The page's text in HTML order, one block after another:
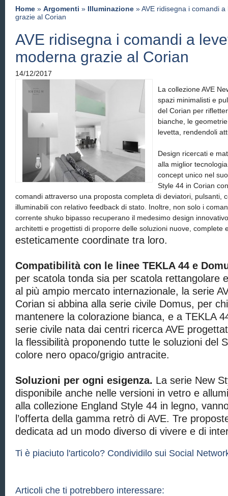
Home » Argomenti » Illuminazione » AVE ridisegna i comandi
grazie al Corian
AVE ridisegna i comandi a
moderna grazie al Corian
14/12/2017
La collezione AVE
spazi minimalisti e
del Corian per
bianche, le
levetta, rendendoli
Design ricercati e
alla miglior
concept unico nel
Style 44 in Corian
comandi attraverso una proposta completa di deviatori, pulsanti,
illuminabili con relativo feedback di stato. Inoltre, non solo i
corrente shuko bipasso recuperano il medesimo design
architetti e progettisti di proporre delle soluzioni nuove, complete
esteticamente coordinate tra loro.
Compatibilità con le linee TEKLA 44 e
per scatola tonda sia per scatola rettangolare
al più ampio mercato internazionale, la serie
Corian si abbina alla serie civile Domus, per
mantenere la colorazione bianca, e a TEKLA
serie civile nata dai centri ricerca AVE
la flessibilità proponendo tutte le soluzioni del
colore nero opaco/grigio antracite.
Soluzioni per ogni esigenza. La serie New
disponibile anche nelle versioni in vetro e
alla collezione England Style 44 in legno,
l’offerta della gamma retrò di AVE. Tre
dedicata ad un modo diverso di vivere e di
Ti è piaciuto l'articolo? Condividilo sui Social
Articoli che ti potrebbero interessare: